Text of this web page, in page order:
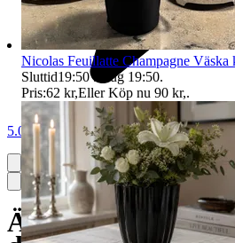
5.0
Äggkoppar 10 st
Nicolas Feuillatte Champagne
Sluttid19:50 9 aug 19:50.
Pris:62 kr,Eller Köp nu 90 kr,.